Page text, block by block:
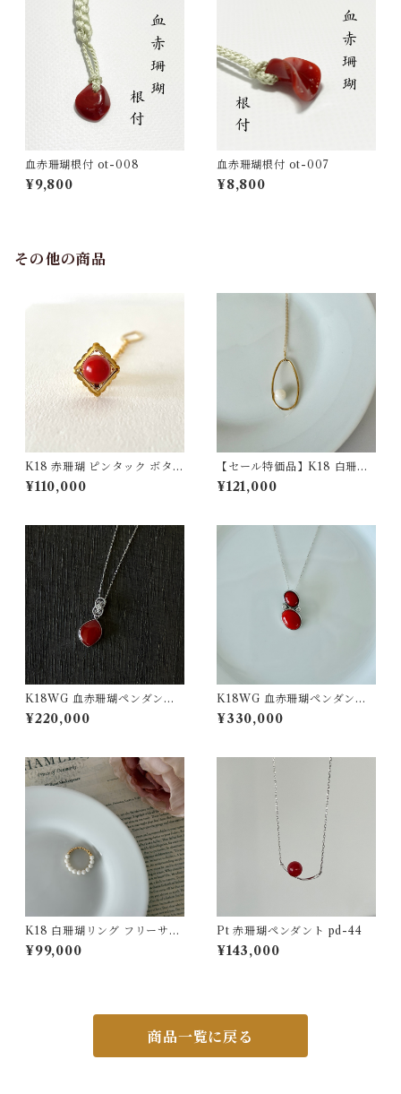
血赤珊瑚根付 ot-008
¥9,800
血赤珊瑚根付 ot-007
¥8,800
その他の商品
K18 赤珊瑚 ピンタック ボタン
チェーン付 fb-41
¥110,000
【セール特価品】K18 白珊瑚
ペンダント pd-48
¥121,000
K18WG 血赤珊瑚ペンダント
D0.01 pd-50
¥220,000
K18WG 血赤珊瑚ペンダント
D0.07ct pd-55
¥330,000
K18 白珊瑚リング フリーサイ
ズ jr-06
¥99,000
Pt 赤珊瑚ペンダント pd-44
¥143,000
商品一覧に戻る